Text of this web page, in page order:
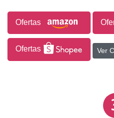
controle remoto intuitivo
temperatura, modo de
ventilador,
instalação é simplificada,
Ofertas
Ofertas Ver